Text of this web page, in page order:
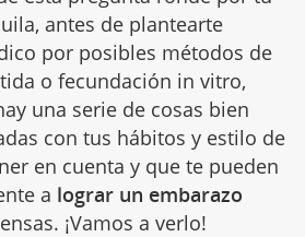
antes de plantearte
por posibles métodos de
o fecundación in vitro,
una serie de cosas bien
con tus hábitos y estilo de
en cuenta y que te pueden
a lograr un embarazo
¡Vamos a verlo!